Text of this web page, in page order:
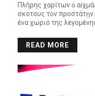
Πλήρης χαρίτων ὁ
σκότους τὸν
ένα χωριό της
READ MORE